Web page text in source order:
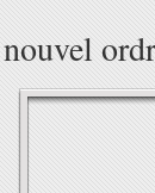
nouvel